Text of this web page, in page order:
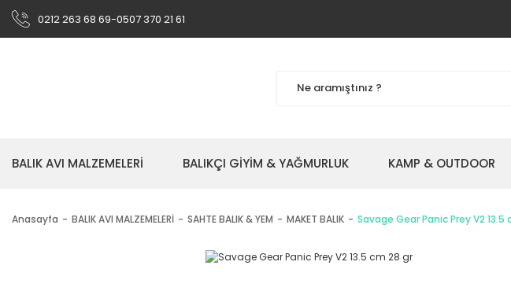
0212 263 68 69-0507 370 21 61
BALIK AVI MALZEMELERİ BALIKÇI GİYİM & YAĞMURLUK KAMP & OUTDOOR
Anasayfa BALIK AVI MALZEMELERİ SAHTE BALIK & YEM MAKET BALIK Savage Gear Panic Prey V2 13.5